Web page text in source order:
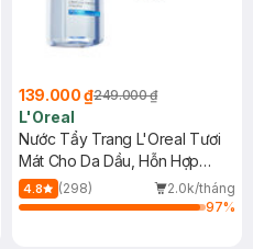
139.000 ₫249.000 ₫
L'Oreal
Nước Tẩy Trang L'Oreal Tươi
Mát Cho Da Dầu, Hỗn Hợp
400ml
4.8 (298)
2.0k/tháng
97%